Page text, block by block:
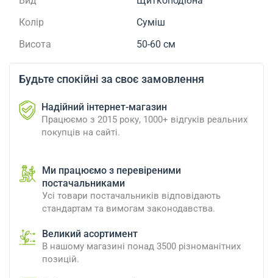
Колір
Суміш
Висота
50-60 см
Будьте спокійні за своє замовлення
Надійний інтернет-магазин
Працюємо з 2015 року, 1000+ відгуків реальних
покупців на сайті.
Ми працюємо з перевіреними
постачальниками
Усі товари постачальників відповідають
стандартам та вимогам законодавства.
Великий асортимент
В нашому магазині понад 3500 різноманітних
позицій.